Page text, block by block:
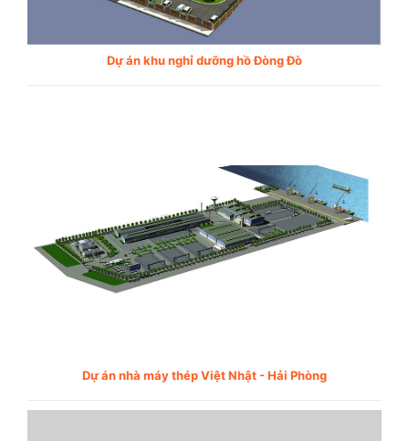
Dự án khu nghỉ dưỡng hồ Đòng Đò
Dự án nhà máy thép Việt Nhật - Hải Phòng